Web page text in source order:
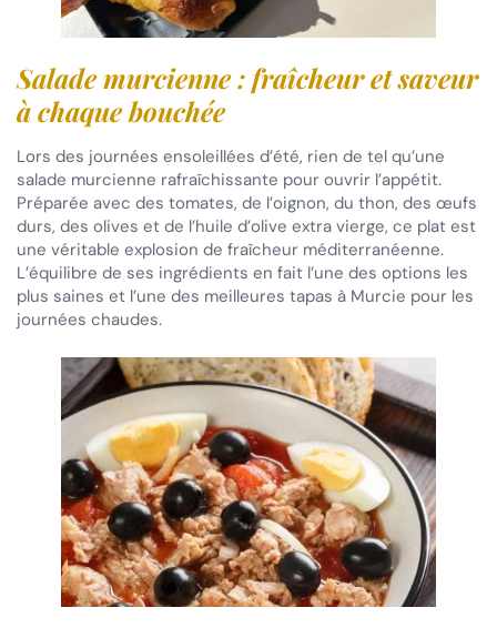
Salade murcienne : fraîcheur et saveur
à chaque bouchée
Lors des journées ensoleillées d’été, rien de tel qu’une
salade murcienne rafraîchissante pour ouvrir l’appétit.
Préparée avec des tomates, de l’oignon, du thon, des œufs
durs, des olives et de l’huile d’olive extra vierge, ce plat est
une véritable explosion de fraîcheur méditerranéenne.
L’équilibre de ses ingrédients en fait l’une des options les
plus saines et l’une des meilleures tapas à Murcie pour les
journées chaudes.